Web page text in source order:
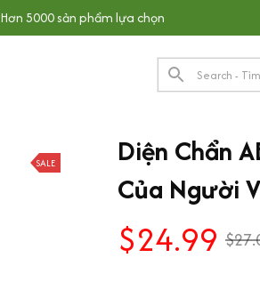
Hơn 5000 sản phẩm lựa chọn
SALE
Diện Chẩn
Của Người
$24.99